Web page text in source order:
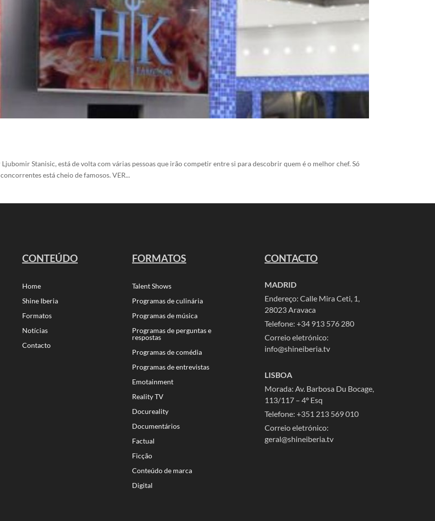
Stanisic, está de volta com várias pessoas que irão competir entre si para descobrir quem é o melhor chef. Só
está cheio de famosos. VER...
CONTEÚDO
Home
Shine Iberia
Formatos
Notícias
Contacto
FORMATOS
Talent Shows
Programas de culinária
Programas de música
Programas de perguntas e
respostas
Programas de comédia
Programas de entrevistas
Emotainment
Reality TV
Docureality
Documentários
Factual
Ficção
Conteúdo de marca
Digital
CONTACTO
MADRID
Endereço: Calle Mira Ceti, 1,
28023 Aravaca
Telefone:+34 913 576 280
Correio eletrónico:
info@shineiberia.tv
LISBOA
Morada: Av. Barbosa Du Bocage,
113/117 – 4º Esq
Telefone: +351 213 569 010
Correio eletrónico:
geral@shineiberia.tv